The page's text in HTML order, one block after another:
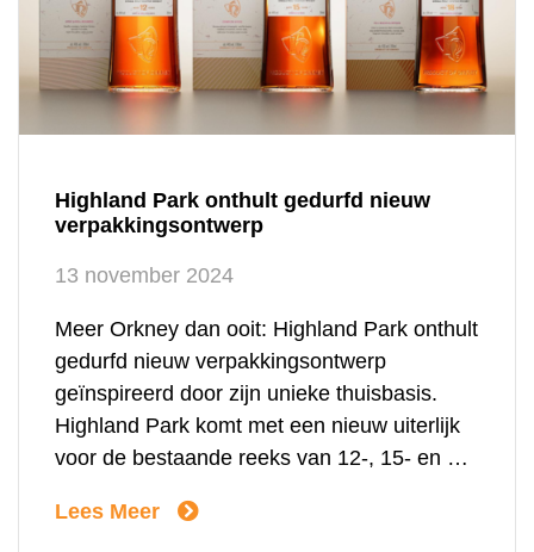
Highland Park onthult gedurfd nieuw
verpakkingsontwerp
13 november 2024
Meer Orkney dan ooit: Highland Park onthult
gedurfd nieuw verpakkingsontwerp
geïnspireerd door zijn unieke thuisbasis.
Highland Park komt met een nieuw uiterlijk
voor de bestaande reeks van 12-, 15- en 18-
geïnspireerd door de natuurlijke schoonheid
Lees Meer